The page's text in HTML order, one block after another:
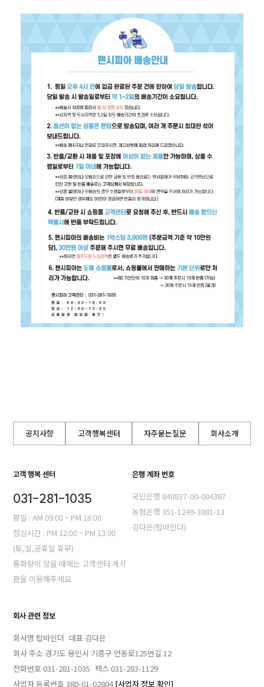
공지사항 고객행복센터 자주묻는질문 회사소개
고객 행복 센터
031-281-1035
평일 : AM 09:00 ~ PM 18:00
점심시간 : PM 12:00 ~ PM 13:00
(토,일,공휴일 휴무)
통화량이 많을 때에는 고객센터 게시
판을 이용해주세요
은행 계좌 번호
국민은행 848837-00-004387
농혐은행 351-1249-3881-13
김다은(탑바인더)
회사 관련 정보
회사명 탑바인더 대표 김다은
회사 주소 경기도 용인시 기흥구 언동로125번길 12
전화번호 031-281-1035 팩스 031-283-1129
사업자 등록번호 380-01-02804[사업자 정보 확인]